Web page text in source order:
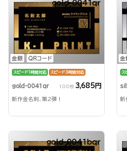
金銀 QRコード
gold-0041qr
スピード1時間対応 スピード3時間対応
gold-0041qr 100枚 3,685円
新作金名刺、第2弾！
金
ス
新
gold-0041bqr